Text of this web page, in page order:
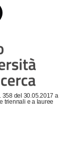
358 del 30.05.2017 a
triennali e a lauree
con